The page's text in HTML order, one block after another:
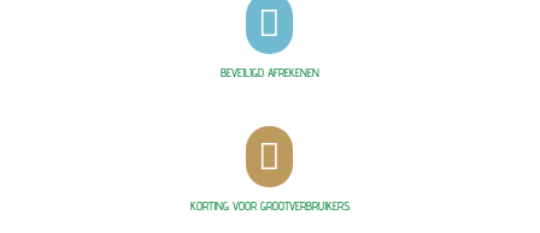

BEVEILIGD AFREKENEN

KORTING VOOR GROOTVERBRUIKERS